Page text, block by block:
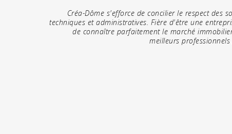
Créa-Dôme s'efforce de concilier le respect des
techniques et administratives. Fière d'être une
de connaître parfaitement le marché
meilleurs